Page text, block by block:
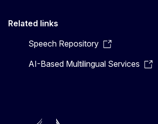
Related links
Speech Repository
AI-Based Multilingual Services